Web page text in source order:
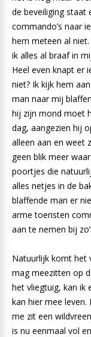
de beveiliging staat
commando’s naar
hem meteen al
ik alles al braaf in
Heel even knapt er
niet? Ik kijk hem
man naar mij
hij zijn mond moet
dag, aangezien hij
alleen aan en weet
geen blik meer
poortjes die
alles netjes in de
blaffende man er
arme toeristen
aan te nemen bij
Natuurlijk komt het
mag meezitten op
het vliegtuig, kan ik
kan hier mee
me zit een
is nu eenmaal vol